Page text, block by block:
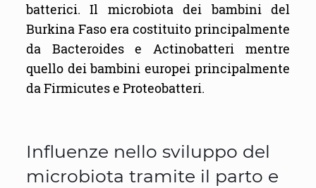
batterici. Il microbiota dei bambini del
Burkina Faso era costituito principalmente
da Bacteroides e Actinobatteri mentre
quello dei bambini europei principalmente
da Firmicutes e Proteobatteri.
Influenze nello sviluppo del
microbiota tramite il parto e